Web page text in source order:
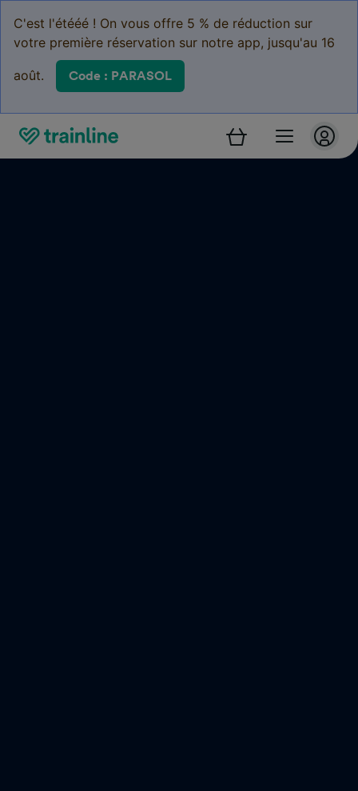
C'est l'étééé ! On vous offre 5 % de réduction sur
votre première réservation sur notre app, jusqu'au 16
août. Code : PARASOL